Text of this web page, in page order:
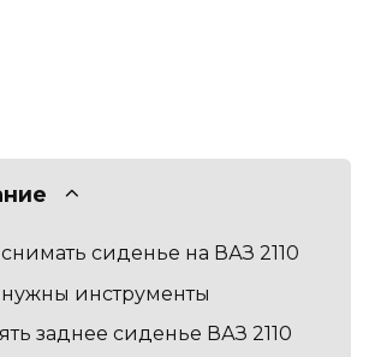
сиденье на ВАЗ 2110
инструменты
заднее сиденье ВАЗ 2110